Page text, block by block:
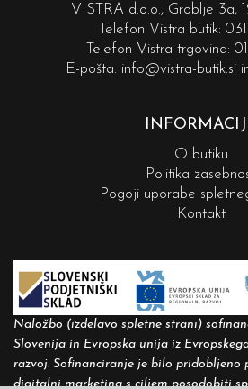
VISTRA d.o.o., Groblje 3a,
Telefon Vistra butik:
Telefon Vistra trgovina:
E-pošta: info@vistra-butik.si
O butiku
Politika
Pogoji uporabe
Kontakt
Naložbo (izdelavo spletne strani)
Slovenija in Evropska unija iz
razvoj. Sofinanciranje je bilo pridobljeno
digitalni marketing s ciljem posodobiti